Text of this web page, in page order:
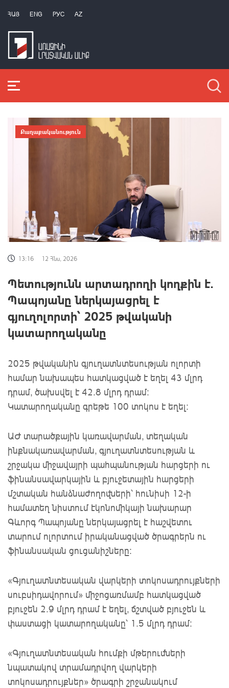
ՀԱՅ ENG РУС AZ
Քաղաքականություն
13:16 12 Հնս, 2026
Պետությունն արտադրողի կողքին է.
Պապոյանը ներկայացրել է
գյուղոլորտի՝ 2025 թվականի
կատարողականը
2025 թվականին գյուղատնտեսության ոլորտի
համար նախապես հատկացված է եղել 43 մլրդ
դրամ, ծախսվել է 42.8 մլրդ դրամ:
Կատարողականը գրեթե 100 տոկոս է եղել:
ԱԺ տարածքային կառավարման, տեղական
ինքնակառավարման, գյուղատնտեսության և
շրջակա միջավայրի պահպանության հարցերի ու
ֆինանսավարկային և բյուջետային հարցերի
մշտական հանձնաժողովների՝ հունիսի 12-ի
համատեղ նիստում էկոնոմիկայի նախարար
Գևորգ Պապոյանը ներկայացրել է հաշվետու
տարում ոլորտում իրականացված ծրագրերն ու
ֆինանսական ցուցանիշները:
«Գյուղատնտեսական վարկերի տոկոսադրույքների
սուբսիդավորում» միջոցառմամբ հատկացված
բյուջեն 2.9 մլրդ դրամ է եղել, ճշտված բյուջեն և
փաստացի կատարողականը՝ 1.5 մլրդ դրամ:
«Գյուղատնտեսական հումքի մթերումների
նպատակով տրամադրվող վարկերի
տոկոսադրույքներ» ծրագրի շրջանակում